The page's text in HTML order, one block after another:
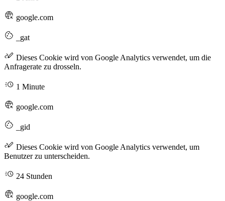
google.com
_gat
Dieses Cookie wird von Google Analytics verwendet, um die
Anfragerate zu drosseln.
1 Minute
google.com
_gid
Dieses Cookie wird von Google Analytics verwendet, um
Benutzer zu unterscheiden.
24 Stunden
google.com